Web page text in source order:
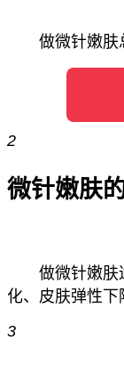
做微针嫩肤
2
微针嫩肤
做微针嫩肤
化、皮肤弹性下
3